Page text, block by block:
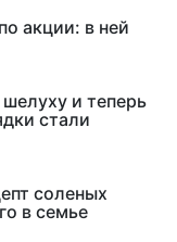
акции: в ней
и теперь
стали
соленых
в семье